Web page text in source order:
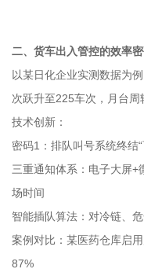
二、货车出入管控的效率
以某日化企业实测数据为
次跃升至225车次，月台
技术创新：
密码1：排队叫号系统终结“
三重通知体系：电子大屏+
场时间
智能插队算法：对冷链、
案例对比：某医药仓库启
87%